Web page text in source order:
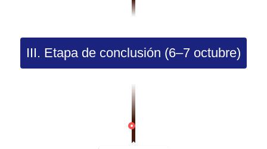
III. Etapa de conclusión (6–7 octubre)